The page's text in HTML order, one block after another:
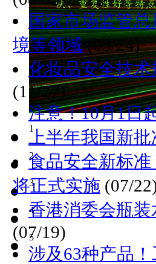
1
2
3
4
5
国家市场监管
境等领域(03/24)
化妆品安全技
(11/27)
注意！10月1日
上半年我国新
食品安全新标
将正式实施 (07/
香港消委会瓶
(07/19)
涉及63种产品